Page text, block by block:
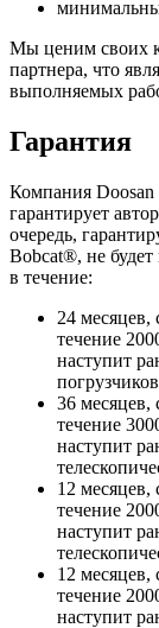
Мы ценим своих
партнера, что
выполняемых
Гарантия
Компания Doosan
гарантирует
очередь,
Bobcat®, не будет
в течение:
24 месяцев,
течение
наступит
36 месяцев,
течение
наступит
12 месяцев,
течение
наступит
12 месяцев,
течение
наступит